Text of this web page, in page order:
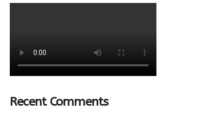
Recent Comments